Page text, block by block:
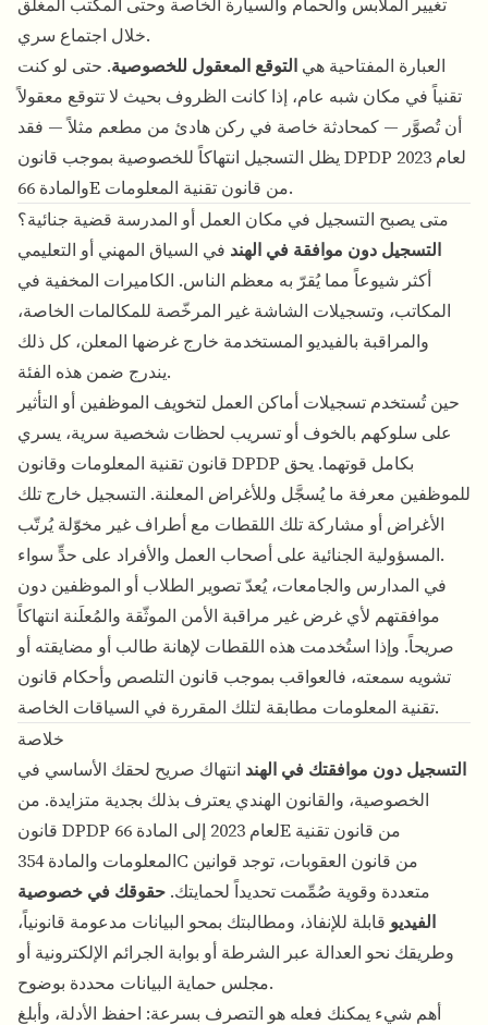
خلال اجتماع سري.
العبارة المفتاحية هي التوقع المعقول للخصوصية. حتى لو كنت
تقنياً في مكان شبه عام، إذا كانت الظروف بحيث لا تتوقع معقولاً
أن تُصوَّر — كمحادثة خاصة في ركن هادئ من مطعم مثلاً — فقد
يظل التسجيل انتهاكاً للخصوصية بموجب قانون DPDP لعام 2023
والمادة 66E من قانون تقنية المعلومات.
متى يصبح التسجيل في مكان العمل أو المدرسة قضية جنائية؟
التسجيل دون موافقة في الهند في السياق المهني أو التعليمي
أكثر شيوعاً مما يُقرّ به معظم الناس. الكاميرات المخفية في
المكاتب، وتسجيلات الشاشة غير المرخّصة للمكالمات الخاصة،
والمراقبة بالفيديو المستخدمة خارج غرضها المعلن، كل ذلك
يندرج ضمن هذه الفئة.
حين تُستخدم تسجيلات أماكن العمل لتخويف الموظفين أو التأثير
على سلوكهم بالخوف أو تسريب لحظات شخصية سرية، يسري
قانون تقنية المعلومات وقانون DPDP بكامل قوتهما. يحق
للموظفين معرفة ما يُسجَّل وللأغراض المعلنة. التسجيل خارج تلك
الأغراض أو مشاركة تلك اللقطات مع أطراف غير مخوّلة يُرتّب
المسؤولية الجنائية على أصحاب العمل والأفراد على حدٍّ سواء.
في المدارس والجامعات، يُعدّ تصوير الطلاب أو الموظفين دون
موافقتهم لأي غرض غير مراقبة الأمن الموثّقة والمُعلَنة انتهاكاً
صريحاً. وإذا استُخدمت هذه اللقطات لإهانة طالب أو مضايقته أو
تشويه سمعته، فالعواقب بموجب قانون التلصص وأحكام قانون
تقنية المعلومات مطابقة لتلك المقررة في السياقات الخاصة.
خلاصة
التسجيل دون موافقتك في الهند انتهاك صريح لحقك الأساسي في
الخصوصية، والقانون الهندي يعترف بذلك بجدية متزايدة. من
قانون DPDP لعام 2023 إلى المادة 66E من قانون تقنية
المعلومات والمادة 354C من قانون العقوبات، توجد قوانين
متعددة وقوية صُمِّمت تحديداً لحمايتك. حقوقك في خصوصية
الفيديو قابلة للإنفاذ، ومطالبتك بمحو البيانات مدعومة قانونياً،
وطريقك نحو العدالة عبر الشرطة أو بوابة الجرائم الإلكترونية أو
مجلس حماية البيانات محددة بوضوح.
أهم شيء يمكنك فعله هو التصرف بسرعة: احفظ الأدلة، وأبلغ